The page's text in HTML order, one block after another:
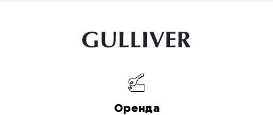
Оренда